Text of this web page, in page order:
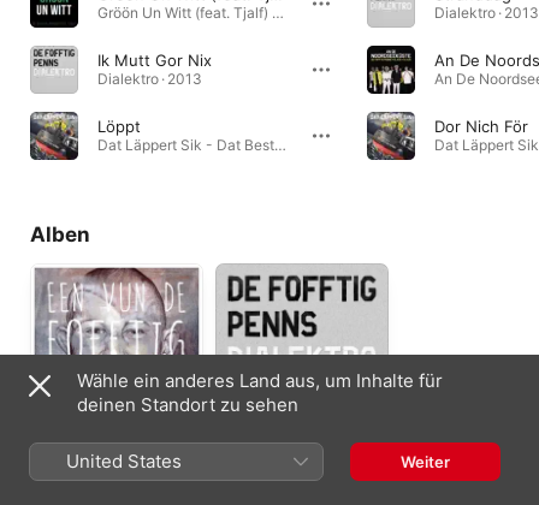
Gröön Un Witt (feat. Tjalf) - Single · 2015
Ik Mutt Gor Nix
Dialektro · 2013
Löppt
Dat Läppert Sik - Dat Beste Vun De Fofftig Penns · 2012
Dialektro · 2013
An De
Dor Nich För
Alben
Een Vun De Fofftig
Penns
Wähle ein anderes Land aus, um Inhalte für
deinen Standort zu sehen
United States Weiter